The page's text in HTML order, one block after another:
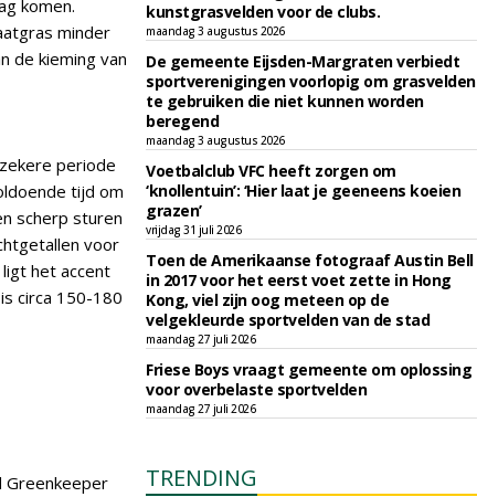
komen.
minder
de kieming van
periode
tijd om
scherp sturen
voor
het accent
circa 150-180
Greenkeeper
kunstgrasvelden voor de clubs.
maandag 3 augustus 2026
De gemeente Eijsden-Margraten verbiedt
sportverenigingen voorlopig om grasvelden
te gebruiken die niet kunnen worden
beregend
maandag 3 augustus 2026
Voetbalclub VFC heeft zorgen om
‘knollentuin’: ‘Hier laat je geeneens koeien
grazen’
vrijdag 31 juli 2026
Toen de Amerikaanse fotograaf Austin Bell
in 2017 voor het eerst voet zette in Hong
Kong, viel zijn oog meteen op de
velgekleurde sportvelden van de stad
maandag 27 juli 2026
Friese Boys vraagt gemeente om oplossing
voor overbelaste sportvelden
maandag 27 juli 2026
TRENDING